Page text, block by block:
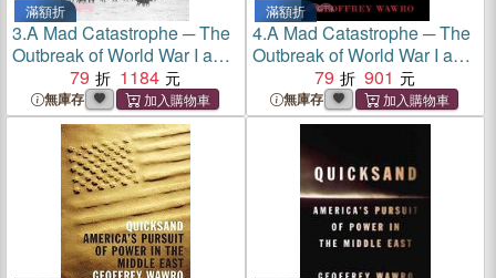
滿額折
3.A Mad Catastrophe ─ The
Outbreak of World War I and
the Collapse of the
Habsburg Empire
79 1184
無庫存
滿額折
4.A Mad Catastrophe ─ The
Outbreak of World War I and
the Collapse of the
Habsburg Empire
79 901
無庫存